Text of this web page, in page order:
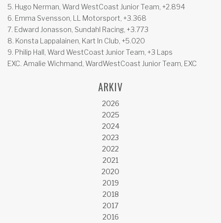
5. Hugo Nerman, Ward WestCoast Junior Team, +2.894
6. Emma Svensson, LL Motorsport, +3.368
7. Edward Jonasson, Sundahl Racing, +3.773
8. Konsta Lappalainen, Kart In Club, +5.020
9. Philip Hall, Ward WestCoast Junior Team, +3 Laps
EXC. Amalie Wichmand, WardWestCoast Junior Team, EXC
ARKIV
2026
2025
2024
2023
2022
2021
2020
2019
2018
2017
2016